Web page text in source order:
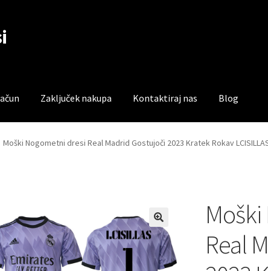
Zaključek nakupa Kontaktiraj nas Blog
Trgovina Zaključek nakupa
Moški Nogometni dresi Real Madrid Gostujoči 2023 Kratek Rokav
Real